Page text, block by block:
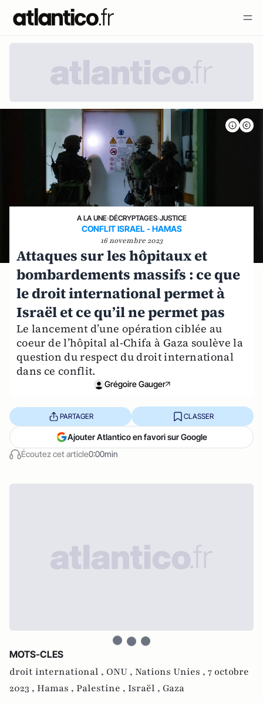
A LA UNE›DÉCRYPTAGES›JUSTICE
CONFLIT ISRAEL - HAMAS
16 novembre 2023
Attaques sur les hôpitaux et
bombardements massifs : ce que
le droit international permet à
Israël et ce qu’il ne permet pas
Le lancement d’une opération ciblée au
coeur de l’hôpital al-Chifa à Gaza soulève la
question du respect du droit international
dans ce conflit.
Grégoire Gauger
Écoutez cet article0:00min
PARTAGER CLASSER
Ajouter Atlantico en favori sur Google
MOTS-CLES
droit international , ONU , Nations Unies , 7 octobre
2023 , Hamas , Palestine , Israël , Gaza